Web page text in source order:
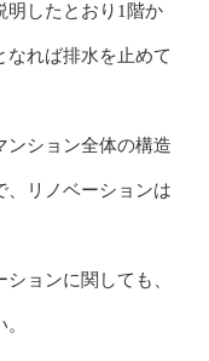
明したとおり1階か
なれば排水を止めて
ンション全体の構造
、リノベーションは
ョンに関しても、